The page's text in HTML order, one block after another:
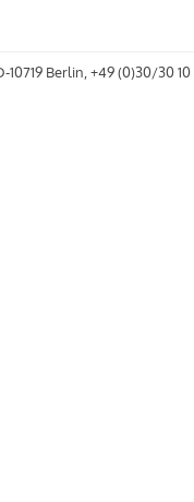
10719 Berlin, +49 (0)30/30